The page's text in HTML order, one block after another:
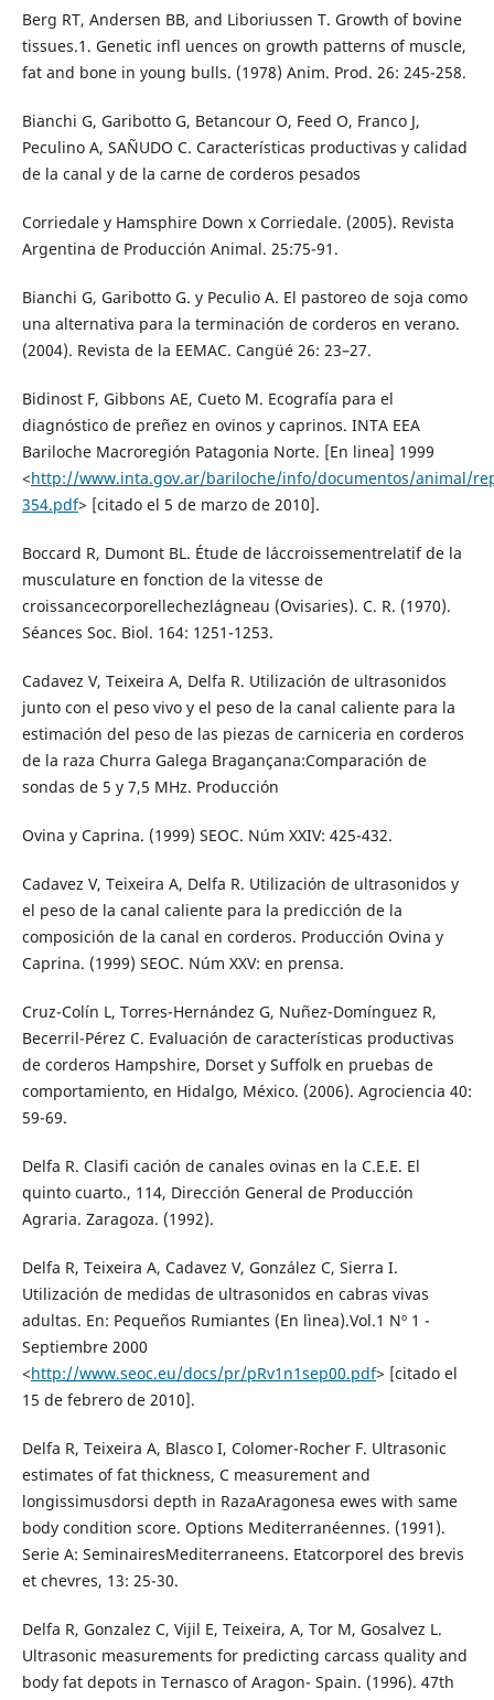
Berg RT, Andersen BB, and Liboriussen T. Growth of bovine
tissues.1. Genetic infl uences on growth patterns of muscle,
fat and bone in young bulls. (1978) Anim. Prod. 26: 245-258.
Bianchi G, Garibotto G, Betancour O, Feed O, Franco J,
Peculino A, SAÑUDO C. Características productivas y calidad
de la canal y de la carne de corderos pesados
Corriedale y Hamsphire Down x Corriedale. (2005). Revista
Argentina de Producción Animal. 25:75-91.
Bianchi G, Garibotto G. y Peculio A. El pastoreo de soja como
una alternativa para la terminación de corderos en verano.
(2004). Revista de la EEMAC. Cangüé 26: 23–27.
Bidinost F, Gibbons AE, Cueto M. Ecografía para el
diagnóstico de preñez en ovinos y caprinos. INTA EEA
Bariloche Macroregión Patagonia Norte. [En linea] 1999
<http://www.inta.gov.ar/bariloche/info/documentos/animal/
354.pdf> [citado el 5 de marzo de 2010].
Boccard R, Dumont BL. Étude de l´accroissementrelatif de la
musculature en fonction de la vitesse de
croissancecorporellechezl´agneau (Ovisaries). C. R. (1970).
Séances Soc. Biol. 164: 1251-1253.
Cadavez V, Teixeira A, Delfa R. Utilización de ultrasonidos
junto con el peso vivo y el peso de la canal caliente para la
estimación del peso de las piezas de carniceria en corderos
de la raza Churra Galega Bragançana:Comparación de
sondas de 5 y 7,5 MHz. Producción
Ovina y Caprina. (1999) SEOC. Núm XXIV: 425-432.
Cadavez V, Teixeira A, Delfa R. Utilización de ultrasonidos y
el peso de la canal caliente para la predicción de la
composición de la canal en corderos. Producción Ovina y
Caprina. (1999) SEOC. Núm XXV: en prensa.
Cruz-Colín L, Torres-Hernández G, Nuñez-Domínguez R,
Becerril-Pérez C. Evaluación de características productivas
de corderos Hampshire, Dorset y Suffolk en pruebas de
comportamiento, en Hidalgo, México. (2006). Agrociencia 40:
59-69.
Delfa R. Clasifi cación de canales ovinas en la C.E.E. El
quinto cuarto., 114, Dirección General de Producción
Agraria. Zaragoza. (1992).
Delfa R, Teixeira A, Cadavez V, González C, Sierra I.
Utilización de medidas de ultrasonidos en cabras vivas
adultas. En: Pequeños Rumiantes (En lìnea).Vol.1 Nº 1 -
Septiembre 2000
<http://www.seoc.eu/docs/pr/pRv1n1sep00.pdf> [citado el
15 de febrero de 2010].
Delfa R, Teixeira A, Blasco I, Colomer-Rocher F. Ultrasonic
estimates of fat thickness, C measurement and
longissimusdorsi depth in RazaAragonesa ewes with same
body condition score. Options Mediterranéennes. (1991).
Serie A: SeminairesMediterraneens. Etatcorporel des brevis
et chevres, 13: 25-30.
Delfa R, Gonzalez C, Vijil E, Teixeira, A, Tor M, Gosalvez L.
Ultrasonic measurements for predicting carcass quality and
body fat depots in Ternasco of Aragon- Spain. (1996). 47th